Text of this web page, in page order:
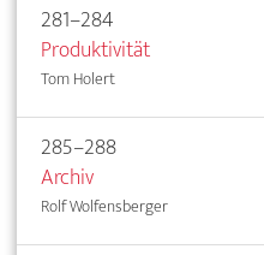
281–284
Produktivität
Tom Holert
285–288
Archiv
Rolf Wolfensberger